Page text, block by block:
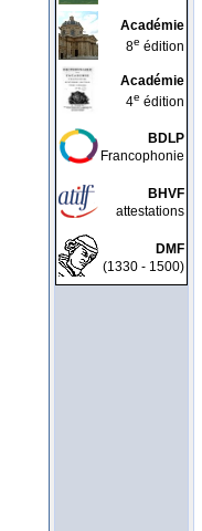
Académie
8e édition
Académie
4e édition
BDLP
Francophonie
BHVF
attestations
DMF
(1330 - 1500)